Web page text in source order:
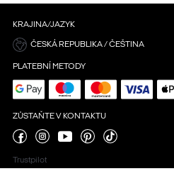
KRAJINA/JAZYK
ČESKÁ REPUBLIKA / ČEŠTINA
PLATEBNÍ METODY
ZŮSTAŇTE V KONTAKTU
Trustpilot